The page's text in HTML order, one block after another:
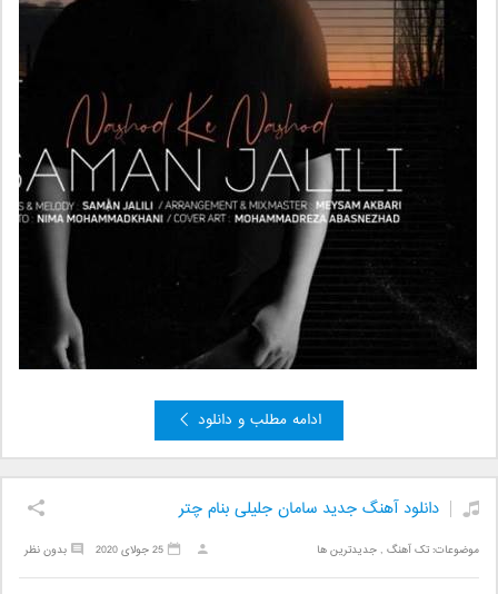
ادامه مطلب و دانلود
دانلود آهنگ جدید سامان جلیلی بنام چتر
موضوعات:تک آهنگ ,جدیدترین ها بدون نظر 25 جولای 2020